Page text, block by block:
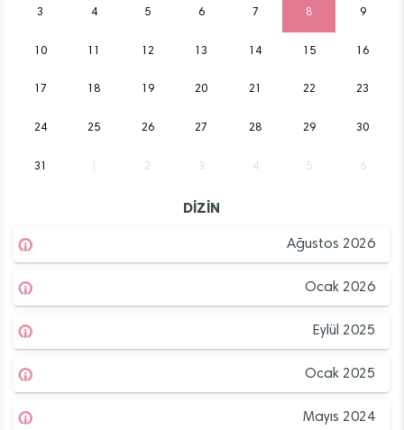
3 4 5 6 7 8 9
10 12 13 14 15 16
17 18 19 20 21 22 23
24 25 26 27 28 29 30
31 2 3 4 5 6
DİZİN
Ağustos 2026
Ocak 2026
Eylül 2025
Ocak 2025
Mayıs 2024